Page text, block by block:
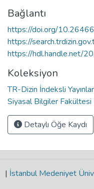
Bağlantı
https://doi.org/
https://
https://hdl.handle.net/
Koleksiyon
TR-Dizin İndeksli
Siyasal Bilgiler Fakültesi
Detaylı Öğe Kaydı
| İstanbul Medeniyet